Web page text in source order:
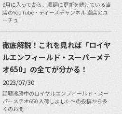
9月に入ってから、順調に更新を続けている当
店のYouTube・ティーズチャンネル 当店のユ
ーチュ…
徹底解説！これを見れば「ロイヤ
ルエンフィールド・スーパーメテ
オ650」の全てが分かる！
2023/07/30
話題沸騰中のロイヤルエンフィールド・スー
パーメテオ650 入荷しました〜の投稿から多
くのお問…